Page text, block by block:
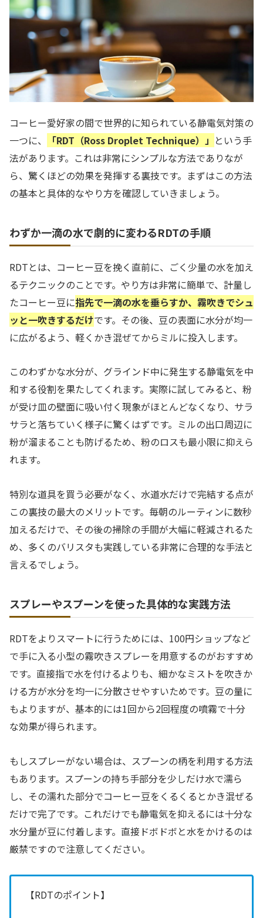
コーヒー愛好家の間で世界的に知られている静電気対策の
一つに、
「RDT（Ross Droplet Technique）」 という手
法があります。これは非常にシンプルな方法でありなが
ら、驚くほどの効果を発揮する裏技です。まずはこの方法
の基本と具体的なやり方を確認していきましょう。
わずか一滴の水で劇的に変わるRDTの手順
RDTとは、コーヒー豆を挽く直前に、ごく少量の水を加え
るテクニックのことです。やり方は非常に簡単で、計量し
たコーヒー豆に指先で一滴の水を垂らすか、霧吹きでシュ
ッと一吹きするだけです。その後、豆の表面に水分が均一
に広がるよう、軽くかき混ぜてからミルに投入します。
このわずかな水分が、グラインド中に発生する静電気を中
和する役割を果たしてくれます。実際に試してみると、粉
が受け皿の壁面に吸い付く現象がほとんどなくなり、サラ
サラと落ちていく様子に驚くはずです。ミルの出口周辺に
粉が溜まることも防げるため、粉のロスも最小限に抑えら
れます。
特別な道具を買う必要がなく、水道水だけで完結する点が
この裏技の最大のメリットです。毎朝のルーティンに数秒
加えるだけで、その後の掃除の手間が大幅に軽減されるた
め、多くのバリスタも実践している非常に合理的な手法と
言えるでしょう。
スプレーやスプーンを使った具体的な実践方法
RDTをよりスマートに行うためには、100円ショップなど
で手に入る小型の霧吹きスプレーを用意するのがおすすめ
です。直接指で水を付けるよりも、細かなミストを吹きか
ける方が水分を均一に分散させやすいためです。豆の量に
もよりますが、基本的には1回から2回程度の噴霧で十分
な効果が得られます。
もしスプレーがない場合は、スプーンの柄を利用する方法
もあります。スプーンの持ち手部分を少しだけ水で濡ら
し、その濡れた部分でコーヒー豆をくるくるとかき混ぜる
だけで完了です。これだけでも静電気を抑えるには十分な
水分量が豆に付着します。直接ドボドボと水をかけるのは
厳禁ですので注意してください。
【RDTのポイント】